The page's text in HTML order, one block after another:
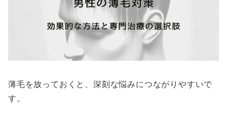
薄毛を放っておくと、深刻な悩みにつながりやすいで
す。